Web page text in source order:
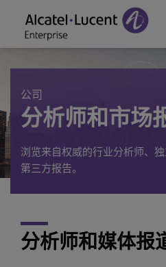
公司
分析师和市场
浏览来自权威的行业分析师、
第三方报告。
分析师和媒体报